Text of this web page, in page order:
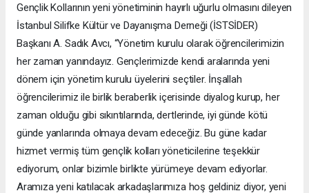
Gençlik Kollarının yeni yönetiminin hayırlı uğurlu olmasını dileyen
İstanbul Silifke Kültür ve Dayanışma Derneği (İSTSİDER)
Başkanı A. Sadık Avcı, “Yönetim kurulu olarak öğrencilerimizin
her zaman yanındayız. Gençlerimizde kendi aralarında yeni
dönem için yönetim kurulu üyelerini seçtiler. İnşallah
öğrencilerimiz ile birlik beraberlik içerisinde diyalog kurup, her
zaman olduğu gibi sıkıntılarında, dertlerinde, iyi günde kötü
günde yanlarında olmaya devam edeceğiz. Bu güne kadar
hizmet vermiş tüm gençlik kolları yöneticilerine teşekkür
ediyorum, onlar bizimle birlikte yürümeye devam ediyorlar.
Aramıza yeni katılacak arkadaşlarımıza hoş geldiniz diyor, yeni